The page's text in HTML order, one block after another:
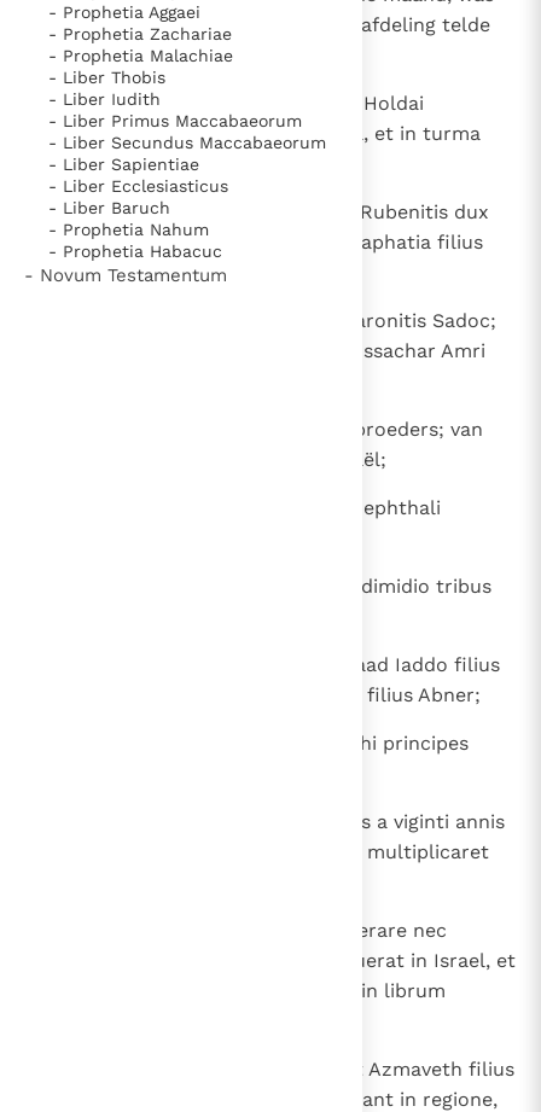
- Prophetia Aggaei
- Prophetia Zachariae
- Prophetia Malachiae
- Liber Thobis
- Liber Iudith
- Liber Primus Maccabaeorum
- Liber Secundus Maccabaeorum
- Liber Sapientiae
- Liber Ecclesiasticus
- Liber Baruch
- Prophetia Nahum
- Prophetia Habacuc
- Novum Testamentum
Benaja uit Piraton in Efraim; zijn afdeling telde
vierentwintigduizend man.
Duodecimus, mense duodecimo, Holdai
Netophathites de stirpe Othoniel, et in turma
eius viginti quattuor milia.
Porro tribubus praeerant Israel: Rubenitis dux
Eliezer filius Zechri; Simeonitis Saphatia filius
Maacha;
Levitis Hasabias filius Camuel; Aaronitis Sadoc;
18 Iudae Eliu de fratribus David; Issachar Amri
Van Juda: Elihu, een van Davids broeders; van
Issakar: Omri, de zoon van Michaël;
Zabulon Iesmaias filius Abdiae; Nephthali
filiis Ephraim Osee filius Ozaziu; dimidio tribus
et dimidio tribus Manasse in Galaad Iaddo filius
Zachariae; Beniamin autem Iasiel filius Abner;
Dan vero Azareel filius Ieroham: hi principes
Noluit autem David numerare eos a viginti annis
inferius, quia dixerat Dominus ut multiplicaret
Ioab filius Sarviae coeperat numerare nec
complevit, quia super hoc ira irruerat in Israel, et
idcirco numerus non est relatus in librum
Super thesauros autem regis fuit Azmaveth filius
Adiel; his autem thesauris, qui erant in regione,